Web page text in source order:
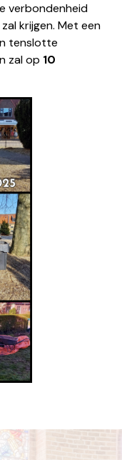
verbondenheid
krijgen. Met een
tenslotte
zal op 10